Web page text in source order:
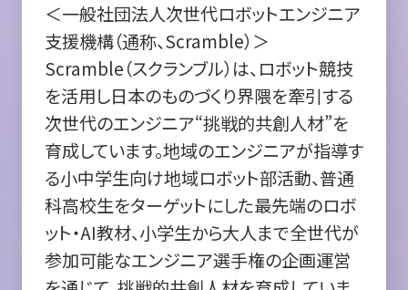
＜一般社団法人次世代ロボットエンジニア
支援機構（通称、Scramble）＞
Scramble（スクランブル）は、ロボット競技
を活用し日本のものづくり界隈を牽引する
次世代のエンジニア“挑戦的共創人材”を
育成しています。地域のエンジニアが指導す
る小中学生向け地域ロボット部活動、普通
科高校生をターゲットにした最先端のロボ
ット・AI教材、小学生から大人まで全世代が
参加可能なエンジニア選手権の企画運営